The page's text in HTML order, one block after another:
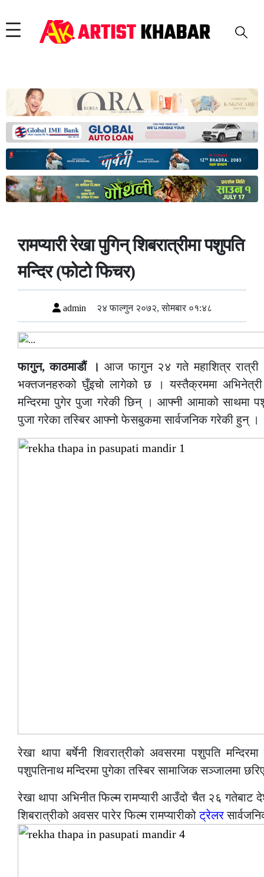
रामप्यारी रेखा पुगिन् शिबरात्रीमा पशुपति
मन्दिर (फोटो फिचर)
admin २४ फाल्गुन २०७२, सोमबार ०१:४८
फागुन, काठमाडौं । आज फागुन २४ गते महाशित्र रात्री
भक्तजनहरुको घुँइचो लागेको छ । यस्तैक्रममा अभिनेत्री
मन्दिरमा पुगेर पुजा गरेकी छिन् । आफ्नी आमाको साथमा
पुजा गरेका तस्बिर आफ्नो फेसबुकमा सार्वजनिक गरेकी हुन् ।
रेखा थापा बर्षेनी शिवरात्रीको अवसरमा पशुपति
पशुपतिनाथ मन्दिरमा पुगेका तस्बिर सामाजिक सञ्जालमा
रेखा थापा अभिनीत फिल्म रामप्यारी आउँदो चैत २६
शिबरात्रीको अवसर पारेर फिल्म रामप्यारीकोट्रेलर